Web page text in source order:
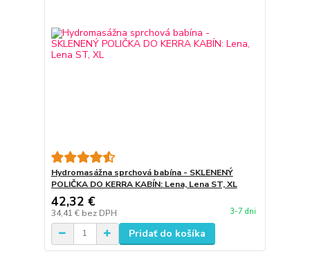
Hydromasážna sprchová babína - SKLENENÝ
POLIČKA DO KERRA KABÍN: Lena, Lena ST, XL
42,32 €
34,41 € bez DPH 3-7 dni
Pridať do košíka